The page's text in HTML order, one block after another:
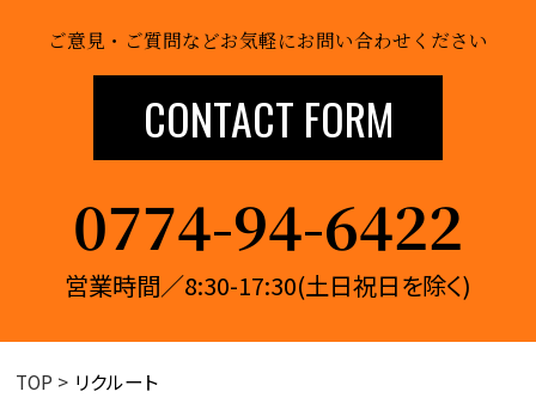
ご意見・ご質問などお気軽にお問い合わせください
CONTACT FORM
0774-94-6422
営業時間／8:30-17:30(土日祝日を除く)
TOP リクルート